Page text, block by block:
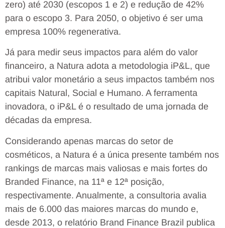
zero) até 2030 (escopos 1 e 2) e redução de 42%
para o escopo 3. Para 2050, o objetivo é ser uma
empresa 100% regenerativa.
Já para medir seus impactos para além do valor
financeiro, a Natura adota a metodologia iP&L, que
atribui valor monetário a seus impactos também nos
capitais Natural, Social e Humano. A ferramenta
inovadora, o iP&L é o resultado de uma jornada de
décadas da empresa.
Considerando apenas marcas do setor de
cosméticos, a Natura é a única presente também nos
rankings de marcas mais valiosas e mais fortes do
Branded Finance, na 11ª e 12ª posição,
respectivamente. Anualmente, a consultoria avalia
mais de 6.000 das maiores marcas do mundo e,
desde 2013, o relatório Brand Finance Brazil publica